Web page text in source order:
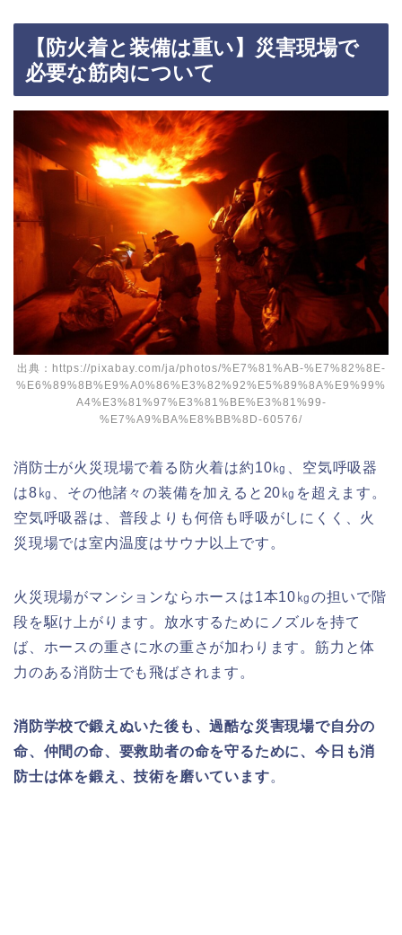
【防火着と装備は重い】災害現場で
必要な筋肉について
出典：https://pixabay.com/ja/photos/%E7%81%AB-%E7%82%8E-
%E6%89%8B%E9%A0%86%E3%82%92%E5%89%8A%E9%99%
A4%E3%81%97%E3%81%BE%E3%81%99-
%E7%A9%BA%E8%BB%8D-60576/
消防士が火災現場で着る防火着は約10㎏、空気呼吸器
は8㎏、その他諸々の装備を加えると20㎏を超えます。
空気呼吸器は、普段よりも何倍も呼吸がしにくく、火
災現場では室内温度はサウナ以上です。
火災現場がマンションならホースは1本10㎏の担いで階
段を駆け上がります。放水するためにノズルを持て
ば、ホースの重さに水の重さが加わります。筋力と体
力のある消防士でも飛ばされます。
消防学校で鍛えぬいた後も、過酷な災害現場で自分の
命、仲間の命、要救助者の命を守るために、今日も消
防士は体を鍛え、技術を磨いています。